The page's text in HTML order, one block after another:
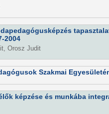
2004
Orosz Judit
Szakmai
képzése és munkába